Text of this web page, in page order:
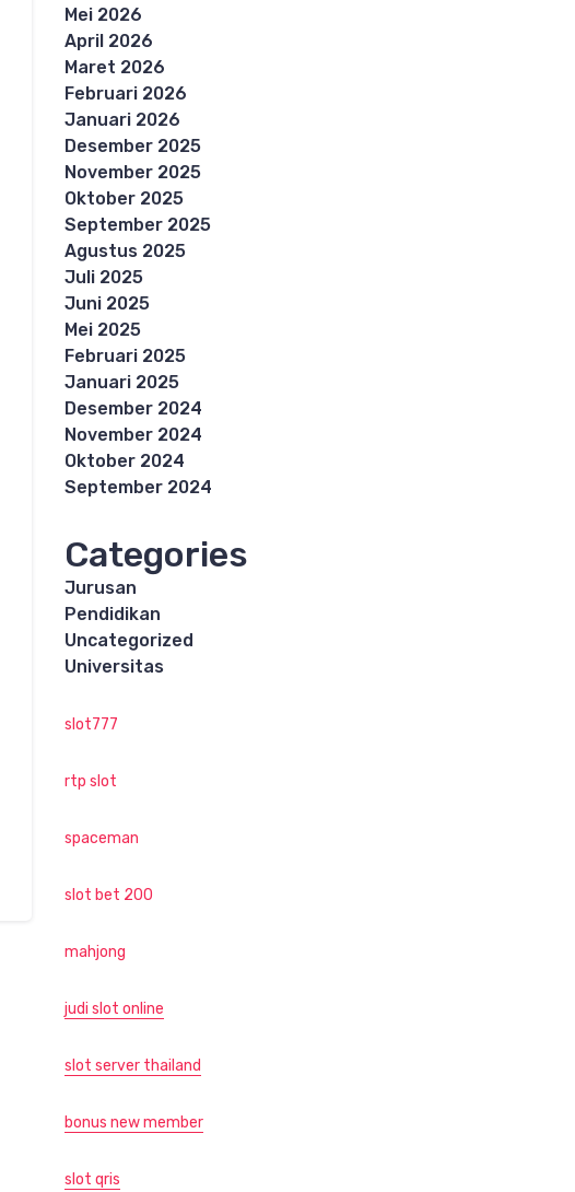
Mei 2026
April 2026
Maret 2026
Februari 2026
Januari 2026
Desember 2025
November 2025
Oktober 2025
September 2025
Agustus 2025
Juli 2025
Juni 2025
Mei 2025
Februari 2025
Januari 2025
Desember 2024
November 2024
Oktober 2024
September 2024
Categories
Jurusan
Pendidikan
Uncategorized
Universitas
slot777
rtp slot
spaceman
slot bet 200
mahjong
judi slot online
slot server thailand
bonus new member
slot qris